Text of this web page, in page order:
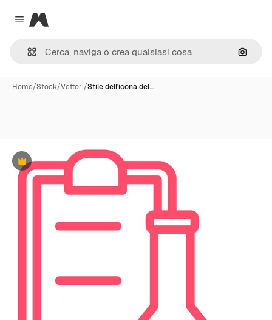
Close menu
Magnific
Cerca
Home/Stock/Vettori/Stile dell'icona del…
Premium